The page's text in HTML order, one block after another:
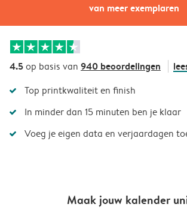
van meer exemplaren
4.5op basis van 940 beoordelingen
Top printkwaliteit en finish
In minder dan 15 minuten ben je klaar
Voeg je eigen data en verjaardagen
Maak jouw kalender